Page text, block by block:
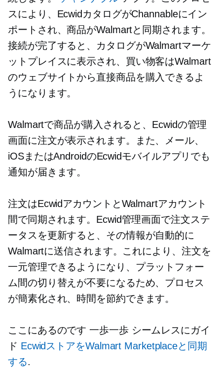
スにより、EcwidカタログがChannableにイン
ポートされ、商品がWalmartと同期されます。
接続が完了すると、カタログがWalmartマーケ
ットプレイスに表示され、買い物客はWalmart
のウェブサイトから直接商品を購入できるよ
うになります。
Walmartで商品が購入されると、Ecwidの管理
画面に注文が表示されます。また、メール、
iOSまたはAndroidのEcwidモバイルアプリでも
通知が届きます。
注文はEcwidアカウントとWalmartアカウント
間で同期されます。Ecwid管理画面で注文ステ
ータスを更新すると、その情報が自動的に
Walmartに送信されます。これにより、注文を
一元管理できるようになり、プラットフォー
ム間の切り替えが不要になるため、プロセス
が簡素化され、時間を節約できます。
ここにあるのです 一歩一歩シームレスにガイ
ド EcwidストアをWalmart Marketplaceと同期
する.